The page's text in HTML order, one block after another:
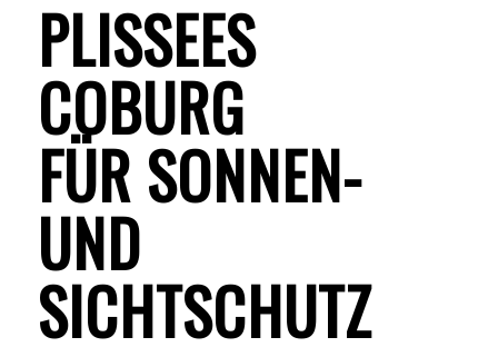
PLISSEES
COBURG
FÜR SONNEN-
UND
SICHTSCHUTZ